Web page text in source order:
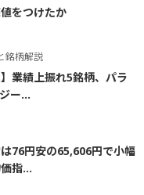
をつけたか
銘柄解説
業績上振れ5銘柄、パラ
ー...
は76円安の65,606円で小幅
指...